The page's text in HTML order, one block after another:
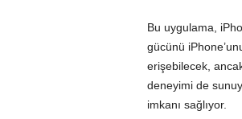
Bu uygulama,
gücünü
erişebilecek,
deneyimi de
imkanı sağlıyor.